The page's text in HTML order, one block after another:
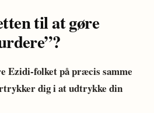
til at gøre
Ezidi-folket på præcis samme
dig i at udtrykke din